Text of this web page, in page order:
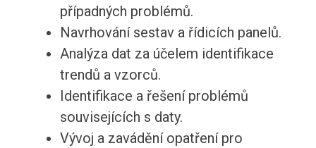
případných problémů.
Navrhování sestav a řídicích panelů.
Analýza dat za účelem identifikace
trendů a vzorců.
Identifikace a řešení problémů
souvisejících s daty.
Vývoj a zavádění opatření pro